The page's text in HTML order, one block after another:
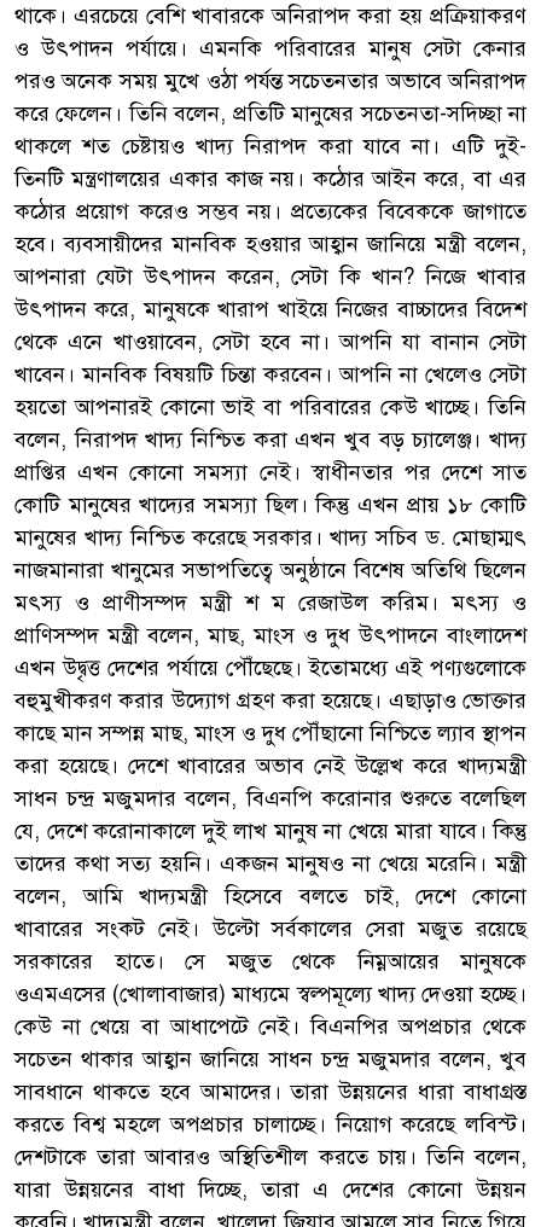
থাকে। এরচেয়ে বেশি খাবারকে অনিরাপদ করা হয় প্রক্রিয়াকরণ
ও উৎপাদন পর্যায়ে। এমনকি পরিবারের মানুষ সেটা কেনার
পরও অনেক সময় মুখে ওঠা পর্যন্ত সচেতনতার অভাবে অনিরাপদ
করে ফেলেন। তিনি বলেন, প্রতিটি মানুষের সচেতনতা-সদিচ্ছা না
থাকলে শত চেষ্টায়ও খাদ্য নিরাপদ করা যাবে না। এটি দুই-
তিনটি মন্ত্রণালয়ের একার কাজ নয়। কঠোর আইন করে, বা এর
কঠোর প্রয়োগ করেও সম্ভব নয়। প্রত্যেকের বিবেককে জাগাতে
হবে। ব্যবসায়ীদের মানবিক হওয়ার আহ্বান জানিয়ে মন্ত্রী বলেন,
আপনারা যেটা উৎপাদন করেন, সেটা কি খান? নিজে খাবার
উৎপাদন করে, মানুষকে খারাপ খাইয়ে নিজের বাচ্চাদের বিদেশ
থেকে এনে খাওয়াবেন, সেটা হবে না। আপনি যা বানান সেটা
খাবেন। মানবিক বিষয়টি চিন্তা করবেন। আপনি না খেলেও সেটা
হয়তো আপনারই কোনো ভাই বা পরিবারের কেউ খাচ্ছে। তিনি
বলেন, নিরাপদ খাদ্য নিশ্চিত করা এখন খুব বড় চ্যালেঞ্জ। খাদ্য
প্রাপ্তির এখন কোনো সমস্যা নেই। স্বাধীনতার পর দেশে সাত
কোটি মানুষের খাদ্যের সমস্যা ছিল। কিন্তু এখন প্রায় ১৮ কোটি
মানুষের খাদ্য নিশ্চিত করেছে সরকার। খাদ্য সচিব ড. মোছাম্মৎ
নাজমানারা খানুমের সভাপতিত্বে অনুষ্ঠানে বিশেষ অতিথি ছিলেন
মৎস্য ও প্রাণীসম্পদ মন্ত্রী শ ম রেজাউল করিম। মৎস্য ও
প্রাণিসম্পদ মন্ত্রী বলেন, মাছ, মাংস ও দুধ উৎপাদনে বাংলাদেশ
এখন উদ্বৃত্ত দেশের পর্যায়ে পৌঁছেছে। ইতোমধ্যে এই পণ্যগুলোকে
বহুমুখীকরণ করার উদ্যোগ গ্রহণ করা হয়েছে। এছাড়াও ভোক্তার
কাছে মান সম্পন্ন মাছ, মাংস ও দুধ পৌঁছানো নিশ্চিতে ল্যাব স্থাপন
করা হয়েছে। দেশে খাবারের অভাব নেই উল্লেখ করে খাদ্যমন্ত্রী
সাধন চন্দ্র মজুমদার বলেন, বিএনপি করোনার শুরুতে বলেছিল
যে, দেশে করোনাকালে দুই লাখ মানুষ না খেয়ে মারা যাবে। কিন্তু
তাদের কথা সত্য হয়নি। একজন মানুষও না খেয়ে মরেনি। মন্ত্রী
বলেন, আমি খাদ্যমন্ত্রী হিসেবে বলতে চাই, দেশে কোনো
খাবারের সংকট নেই। উল্টো সর্বকালের সেরা মজুত রয়েছে
সরকারের হাতে। সে মজুত থেকে নিম্নআয়ের মানুষকে
ওএমএসের (খোলাবাজার) মাধ্যমে স্বল্পমূল্যে খাদ্য দেওয়া হচ্ছে।
কেউ না খেয়ে বা আধাপেটে নেই। বিএনপির অপপ্রচার থেকে
সচেতন থাকার আহ্বান জানিয়ে সাধন চন্দ্র মজুমদার বলেন, খুব
সাবধানে থাকতে হবে আমাদের। তারা উন্নয়নের ধারা বাধাগ্রস্ত
করতে বিশ্ব মহলে অপপ্রচার চালাচ্ছে। নিয়োগ করেছে লবিস্ট।
দেশটাকে তারা আবারও অস্থিতিশীল করতে চায়। তিনি বলেন,
যারা উন্নয়নের বাধা দিচ্ছে, তারা এ দেশের কোনো উন্নয়ন